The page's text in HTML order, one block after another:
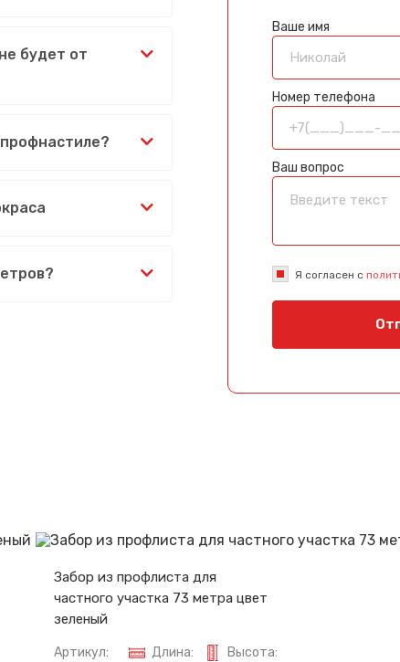
будет от
Ваше имя
Номер телефона
Ваш вопрос
Я согласен с
Забор из профлиста для
частного участка 73 метра цвет
зеленый
Артикул:
Длина:
Высота:
отправлено